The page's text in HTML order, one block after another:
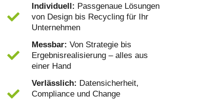
Individuell: Passgenaue Lösungen
von Design bis Recycling für Ihr
Unternehmen
Messbar: Von Strategie bis
Ergebnisrealisierung – alles aus
einer Hand
Verlässlich: Datensicherheit,
Compliance und Change